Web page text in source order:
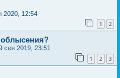
2020, 12:54
1 2
облысения?
сен 2019, 23:51
1 2 3